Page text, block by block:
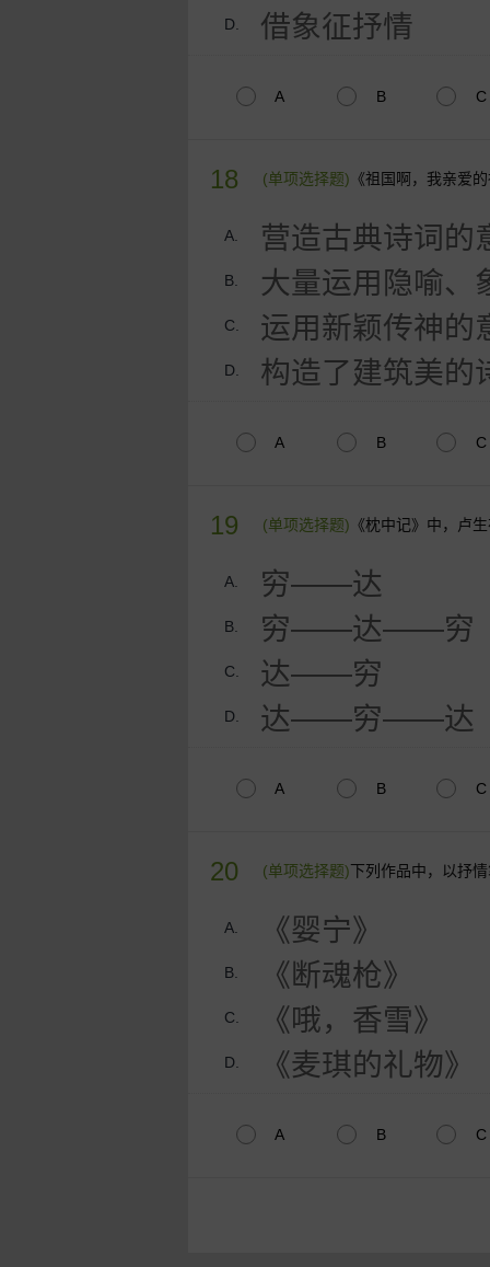
D. 借象征抒情
A B C
18 (单项选择题) 《祖国啊，我亲爱
A. 营造古典诗词的
B. 大量运用隐喻、
C. 运用新颖传神的
D. 构造了建筑美的
A B C
19 (单项选择题) 《枕中记》中，卢
A. 穷——达
B. 穷——达——穷
C. 达——穷
D. 达——穷——达
A B C
20 (单项选择题)下列作品中，以抒
A. 《婴宁》
B. 《断魂枪》
C. 《哦，香雪》
D. 《麦琪的礼物》
A B C